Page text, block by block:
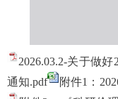
2026.03.2-关于做
通知.pdf
附件1：